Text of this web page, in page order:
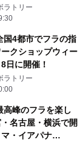
ラトリー
国4都市でフラの指
クショップウィー
日に開催！
ラトリー
高峰のフラを楽し
名古屋・横浜で開
・イアパナ